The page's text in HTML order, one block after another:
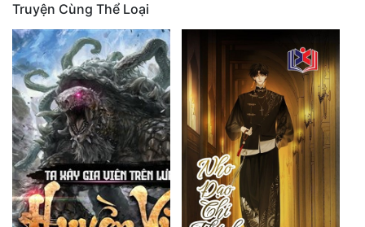
Phong Thủy - Tâm Linh
Phương Tây
Phản Phái
Quan Trường
Quân Sự
Sảng Văn
Sắc
Truyện Cùng Thể Loại